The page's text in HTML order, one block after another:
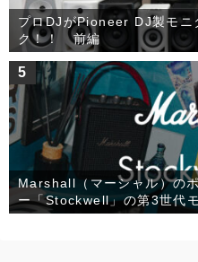
プロDJがPioneer DJ製モニ
ク！！ 前編
5
Marshall（マーシャル）の
ー「Stockwell」の第3世代